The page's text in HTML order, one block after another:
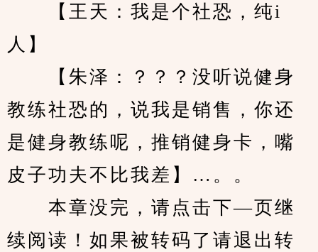
【王天：我是个社恐，纯i
人】
【朱泽：？？？没听说健身
教练社恐的，说我是销售，你还
是健身教练呢，推销健身卡，嘴
皮子功夫不比我差】…。。
本章没完，请点击下—页继
续阅读！如果被转码了请退出转